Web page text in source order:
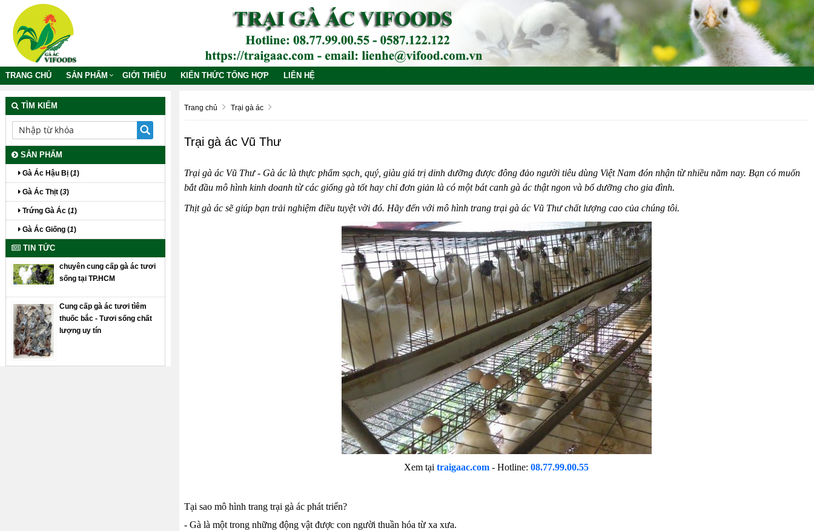
TRANG CHỦ SẢN PHẨM GIỚI THIỆU KIẾN THỨC TỔNG HỢP LIÊN HỆ
Trang chủ Trại gà ác
Trại gà ác Vũ Thư
Trại gà ác Vũ Thư- Gà ác là thực phẩm sạch, quý, giàu giá trị dinh dưỡng được đông đảo người tiêu dùng Việt Nam đón nhận từ nhiều năm nay. Bạn có muốn
bắt đầu mô hình kinh doanh từ các giống gà tốt hay chỉ đơn giản là có một bát canh gà ác thật ngon và bổ dưỡng cho gia đình.
Thịt gà ácsẽ giúp bạn trải nghiệm điều tuyệt vời đó. Hãy đến với mô hình trang trại gà ác Vũ Thư chất lượng cao của chúng tôi.
Xem tạitraigaac.com - Hotline: 08.77.99.00.55
Tại sao mô hình trang trại gà ác phát triển?
- Gà là một trong những động vật được con người thuần hóa từ xa xưa.
TÌM KIẾM
SẢN PHẨM
Gà Ác Hậu Bị (1)
Gà Ác Thịt (3)
Trứng Gà Ác (1)
Gà Ác Giống (1)
TIN TỨC
chuyên cung cấp gà ác tươi
sống tại TP.HCM
Cung cấp gà ác tươi tìêm
thuốc bắc - Tươi sống chất
lượng uy tín